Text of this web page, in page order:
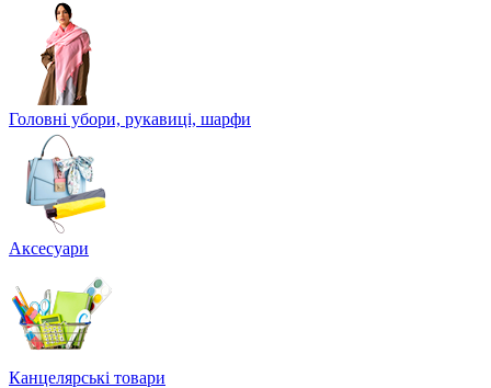
Головні убори, рукавиці, шарфи
Аксесуари
Канцелярські товари